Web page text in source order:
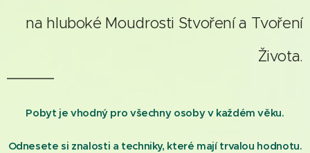
na hluboké Moudrosti Stvoření a Tvoření
Života.
Pobyt je vhodný pro všechny osoby v každém věku.
Odnesete si znalosti a techniky, které mají trvalou hodnotu.